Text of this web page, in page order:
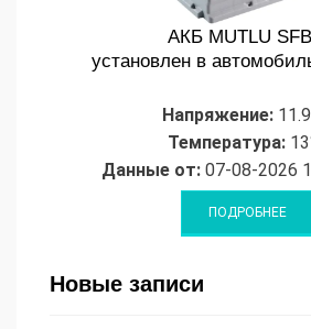
АКБ MUTLU
установлен в
Напряжение:
Температура:
Данные от: 07-08-2026
Новые записи